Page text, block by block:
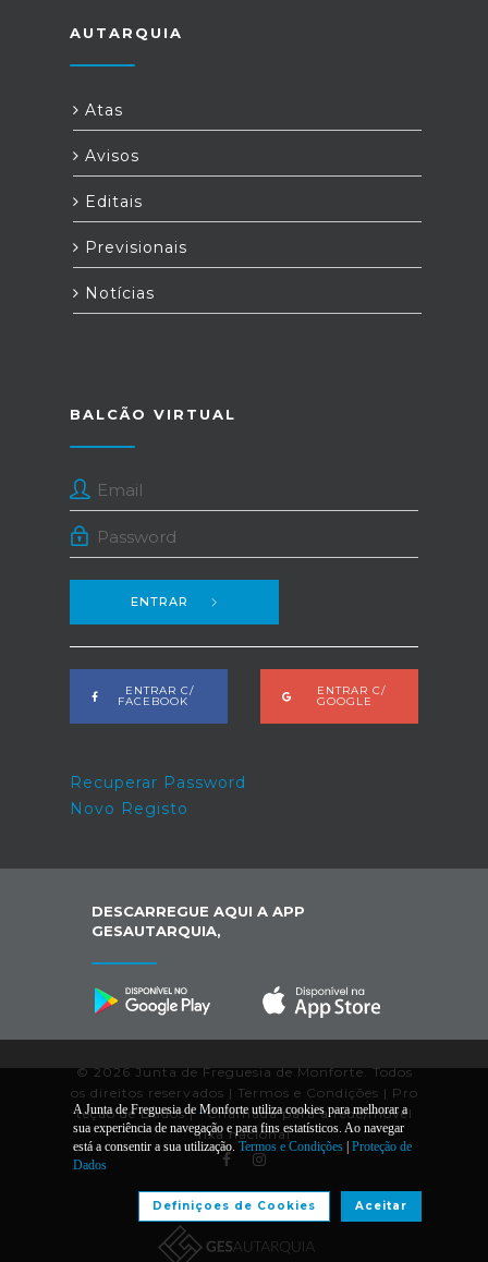
AUTARQUIA
Atas
Avisos
Editais
Previsionais
Notícias
BALCÃO VIRTUAL
ENTRAR
ENTRAR C/
FACEBOOK
ENTRAR C/
GOOGLE
Recuperar Password
Novo Registo
DESCARREGUE AQUI A APP
GESAUTARQUIA,
© 2026 Junta de Freguesia de Monforte. Todos
os direitos reservados | Termos e Condições | Pro
teção de Dados| *Chamada para a rede/móvel
fixa nacional
Desenvolvido por:
A Junta de Freguesia de Monforte utiliza cookies para melhorar a
sua experiência de navegação e para fins estatísticos. Ao navegar
está a consentir a sua utilização. Termos e Condições| Proteção de
Dados
Aceitar
Definiçoes de Cookies